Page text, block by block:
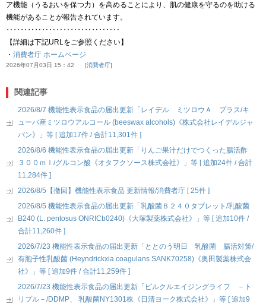
ア機能（うるおいを保つ力）を高めることにより、肌の健康を守るのを助ける
機能があることが報告されています。
‥‥‥‥‥‥‥‥‥‥‥‥‥‥‥‥
【詳細は下記URLをご参照ください】
・ 消費者庁 ホームページ
2026年07月03日 15：42 消費者庁
関連記事
2026/8/7 機能性表示食品の届出更新「レイデル ミツロウＡ プラス/キ
ューバ産ミツロウアルコール (beeswax alcohols)《株式会社レイデルジャ
パン》」等 [ 追加17件 / 合計11,301件 ]
2026/8/6 機能性表示食品の届出更新「りんご果汁だけでつくった腸活酢
３００ｍｌ/グルコン酸《オタフクソース株式会社》」等 [ 追加24件 / 合計
11,284件 ]
2026/8/5【撤回】機能性表示食品 更新情報/消費者庁 [ 25件 ]
2026/8/5 機能性表示食品の届出更新「乳酸菌Ｂ２４０タブレット/乳酸菌
B240 (L. pentosus ONRICb0240)《大塚製薬株式会社》」等 [ 追加10件 /
合計11,260件 ]
2026/7/23 機能性表示食品の届出更新「ととのう明日 乳酸菌 腸活対策/
有胞子性乳酸菌 (Heyndrickxia coagulans SANK70258)《奥田製薬株式会
社》」等 [ 追加9件 / 合計11,259件 ]
2026/7/23 機能性表示食品の届出更新「ピルクルエイジングライフ －ト
リプル－/DDMP、 乳酸菌NY1301株《日清ヨーク株式会社》」等 [ 追加9